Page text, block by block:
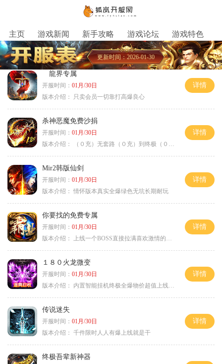
主页 游戏新闻 新手攻略 游戏论坛 游戏特色
更新时间：2026-01-30
龍界专属
开服时间： 01月/30日
版本介绍：
只卖会员一切靠打高爆良心
详情
杀神恶魔免费沙捐
开服时间： 01月/30日
版本介绍：
（０充）无套路（０充）到终极（０充）爽
详情
Mir2韩版仙剑
开服时间： 01月/30日
版本介绍： 情怀版本真实全爆绿色无坑长期耐玩
详情
你要找的免费专属
开服时间： 01月/30日
版本介绍：
上线一个BOSS直接拉满喜欢激情的朋友进
详情
１８０火龙微变
开服时间： 01月/30日
版本介绍：
内置智能挂机终极全爆物价超值上线送神器
详情
传说迷失
开服时间： 01月/30日
版本介绍： 千件限时人人有爆上线就是干
详情
终极吾辈新神器